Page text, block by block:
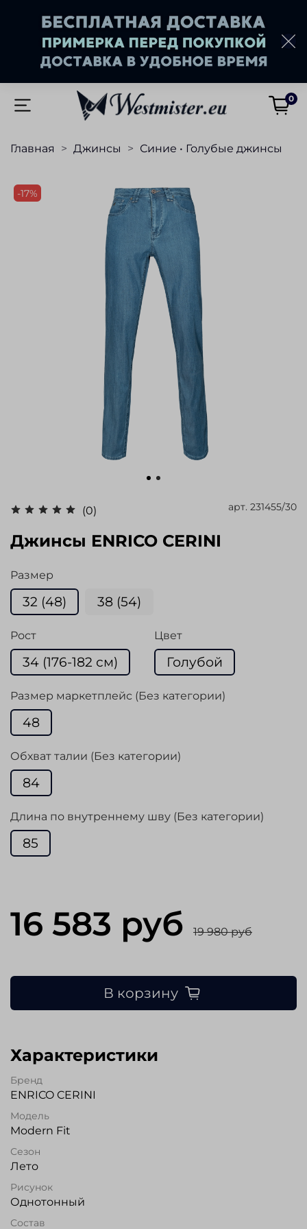
0
Главная Джинсы Синие • Голубые джинсы
-17%
(0) арт. 231455/30
Джинсы ENRICO CERINI
Размер
32 (48) 38 (54)
Рост
34 (176-182 см)
Цвет
Голубой
Размер маркетплейс (Без категории)
48
Обхват талии (Без категории)
84
Длина по внутреннему шву (Без категории)
85
16 583 руб 19 980 руб
В корзину
Характеристики
Бренд
ENRICO CERINI
Модель
Modern Fit
Сезон
Лето
Рисунок
Однотонный
Состав